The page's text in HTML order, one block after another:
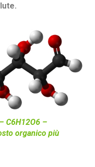
C6H12O6 –
organico più